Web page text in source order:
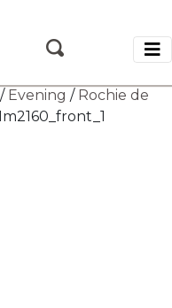
/ Evening / Rochie de